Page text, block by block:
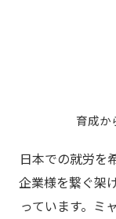
育成か
日本での就労を
企業様を繋ぐ架
っています。ミ